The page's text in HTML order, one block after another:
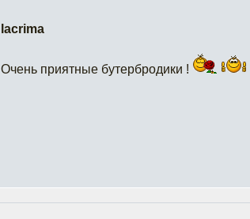
lacrima
Очень приятные бутербродики !